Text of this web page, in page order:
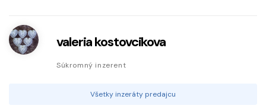
valeria kostovcikova
Súkromný inzerent
Všetky inzeráty predajcu